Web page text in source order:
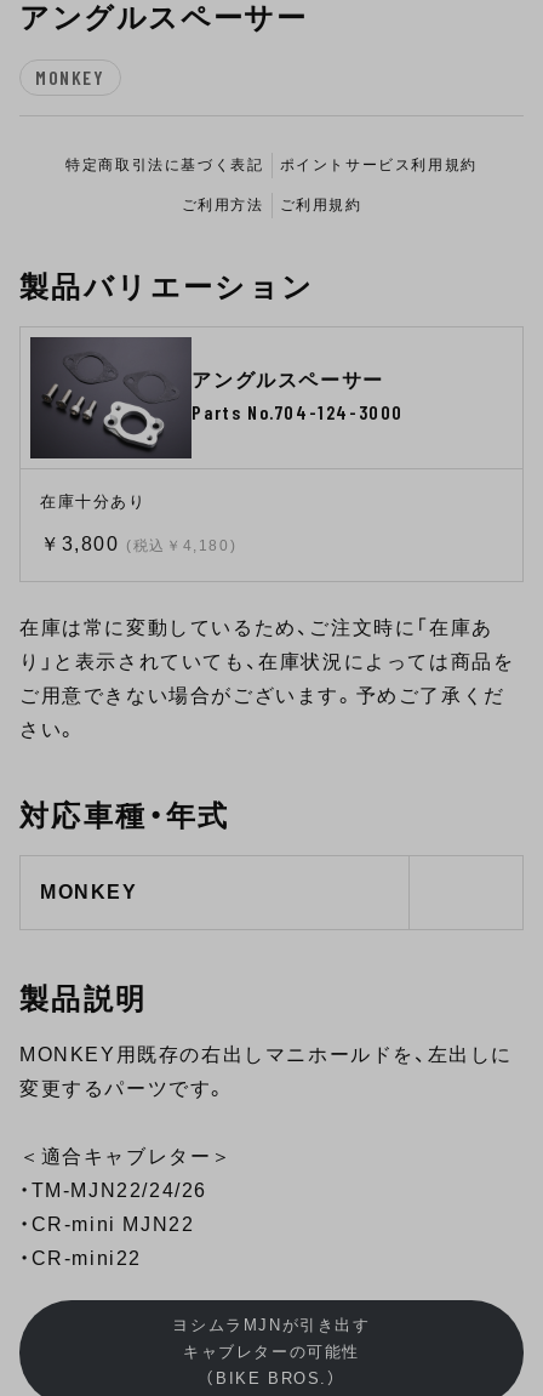
アングルスペーサー
MONKEY
特定商取引法に基づく表記 ポイントサービス利用規約
ご利用方法 ご利用規約
製品バリエーション
アングルスペーサー
Parts No.704-124-3000
在庫十分あり
￥3,800 (税込￥4,180)
在庫は常に変動しているため、ご注文時に「在庫あ
り」と表示されていても、在庫状況によっては商品を
ご用意できない場合がございます。予めご了承くだ
さい。
対応車種・年式
MONKEY
製品説明
MONKEY用既存の右出しマニホールドを、左出しに
変更するパーツです。
＜適合キャブレター＞
・TM-MJN22/24/26
・CR-mini MJN22
・CR-mini22
ヨシムラMJNが引き出す
キャブレターの可能性
（BIKE BROS.）